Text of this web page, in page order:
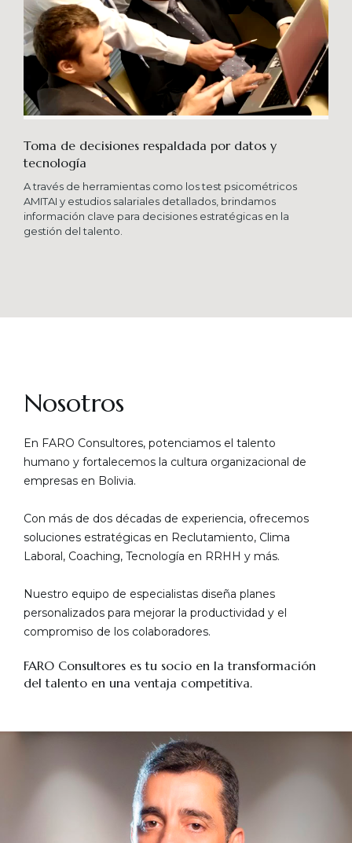
Toma de decisiones respaldada por datos y
tecnología​
A través de herramientas como los test psicométricos
AMITAI y estudios salariales detallados, brindamos
información clave para decisiones estratégicas en la
gestión del talento.
Nosotros
En FARO Consultores, potenciamos el talento
humano y fortalecemos la cultura organizacional de
empresas en Bolivia.
Con más de dos décadas de experiencia, ofrecemos
soluciones estratégicas en Reclutamiento, Clima
Laboral, Coaching, Tecnología en RRHH y más.
Nuestro equipo de especialistas diseña planes
personalizados para mejorar la productividad y el
compromiso de los colaboradores.
FARO Consultores es tu socio en la transformación
del talento en una ventaja competitiva.